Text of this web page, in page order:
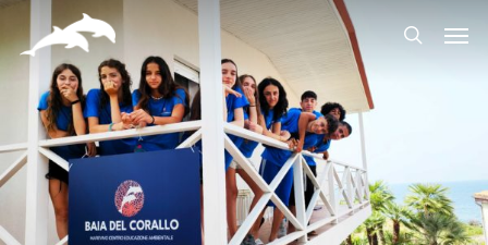
Skip
to
content